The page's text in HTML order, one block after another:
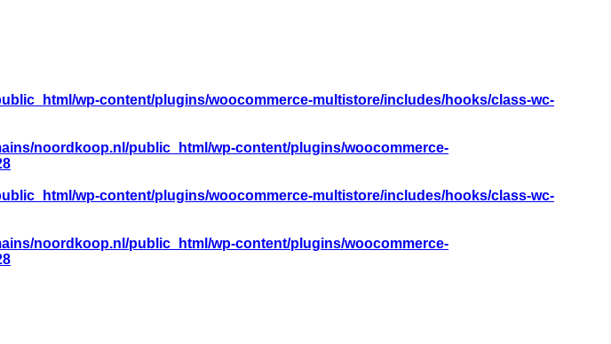
wp-content/plugins/woocommerce-multistore/includes/hooks/class-wc-
noordkoop.nl/public_html/wp-content/plugins/woocommerce-
wp-content/plugins/woocommerce-multistore/includes/hooks/class-wc-
noordkoop.nl/public_html/wp-content/plugins/woocommerce-